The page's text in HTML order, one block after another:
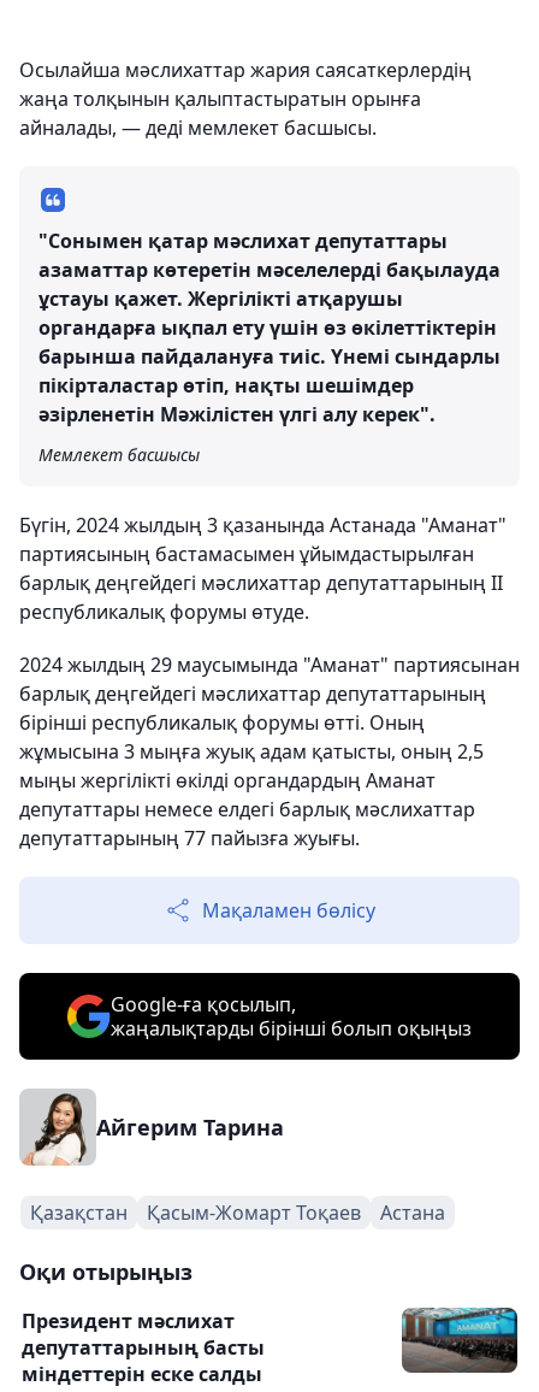
Осылайша мәслихаттар жария саясаткерлердің
жаңа толқынын қалыптастыратын орынға
айналады, — деді мемлекет басшысы.
"Сонымен қатар мәслихат депутаттары
азаматтар көтеретін мәселелерді бақылауда
ұстауы қажет. Жергілікті атқарушы
органдарға ықпал ету үшін өз өкілеттіктерін
барынша пайдалануға тиіс. Үнемі сындарлы
пікірталастар өтіп, нақты шешімдер
әзірленетін Мәжілістен үлгі алу керек".
Мемлекет басшысы
Бүгін, 2024 жылдың 3 қазанында Астанада "Аманат"
партиясының бастамасымен ұйымдастырылған
барлық деңгейдегі мәслихаттар депутаттарының ІІ
республикалық форумы өтуде.
2024 жылдың 29 маусымында "Аманат" партиясынан
барлық деңгейдегі мәслихаттар депутаттарының
бірінші республикалық форумы өтті. Оның
жұмысына 3 мыңға жуық адам қатысты, оның 2,5
мыңы жергілікті өкілді органдардың Аманат
депутаттары немесе елдегі барлық мәслихаттар
депутаттарының 77 пайызға жуығы.
Мақаламен бөлісу
Google-ға қосылып,
жаңалықтарды бірінші болып оқыңыз
Айгерим Тарина
Қазақстан Қасым-Жомарт Тоқаев Астана
Оқи отырыңыз
Президент мәслихат
депутаттарының басты
міндеттерін еске салды